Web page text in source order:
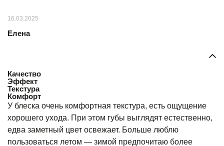
16.03.2025
Елена
Качество
Эффект
Текстура
Комфорт
У блеска очень комфортная текстура, есть ощущение
хорошего ухода. При этом губы выглядят естественно,
едва заметный цвет освежает. Больше люблю
пользоваться летом — зимой предпочитаю более